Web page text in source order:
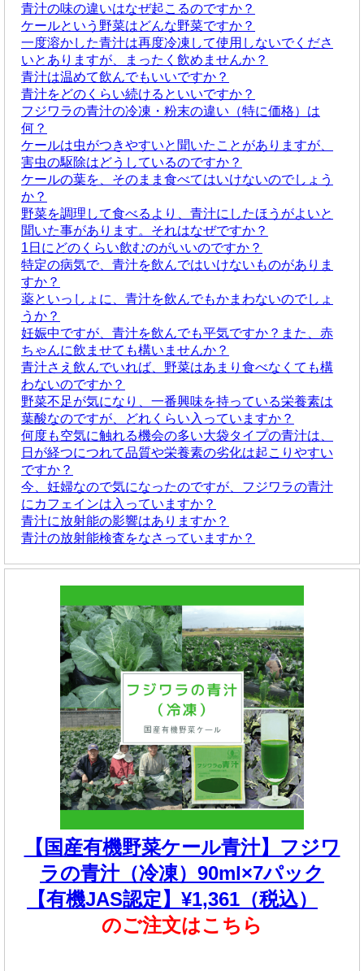
青汁の味の違いはなぜ起こるのですか？
ケールという野菜はどんな野菜ですか？
一度溶かした青汁は再度冷凍して使用しないでくださ
いとありますが、まったく飲めませんか？
青汁は温めて飲んでもいいですか？
青汁をどのくらい続けるといいですか？
フジワラの青汁の冷凍・粉末の違い（特に価格）は
何？
ケールは虫がつきやすいと聞いたことがありますが、
害虫の駆除はどうしているのですか？
ケールの葉を、そのまま食べてはいけないのでしょう
か？
野菜を調理して食べるより、青汁にしたほうがよいと
聞いた事があります。それはなぜですか？
1日にどのくらい飲むのがいいのですか？
特定の病気で、青汁を飲んではいけないものがありま
すか？
薬といっしょに、青汁を飲んでもかまわないのでしょ
うか？
妊娠中ですが、青汁を飲んでも平気ですか？また、赤
ちゃんに飲ませても構いませんか？
青汁さえ飲んでいれば、野菜はあまり食べなくても構
わないのですか？
野菜不足が気になり、一番興味を持っている栄養素は
葉酸なのですが、どれくらい入っていますか？
何度も空気に触れる機会の多い大袋タイプの青汁は、
日が経つにつれて品質や栄養素の劣化は起こりやすい
ですか？
今、妊婦なので気になったのですが、フジワラの青汁
にカフェインは入っていますか？
青汁に放射能の影響はありますか？
青汁の放射能検査をなさっていますか？
【国産有機野菜ケール青汁】フジワ
ラの青汁（冷凍）90ml×7パック
【有機JAS認定】¥1,361（税込）
のご注文はこちら